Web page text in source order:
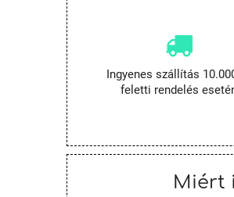
Ingyenes szállítás
feletti rendelés
Miért